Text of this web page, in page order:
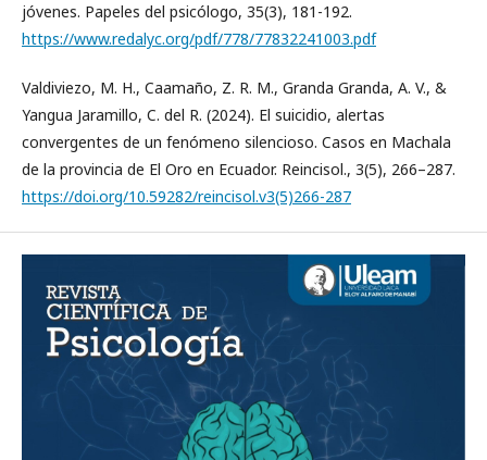
jóvenes. Papeles del psicólogo, 35(3), 181-192.
https://www.redalyc.org/pdf/778/77832241003.pdf
Valdiviezo, M. H., Caamaño, Z. R. M., Granda Granda, A. V., &
Yangua Jaramillo, C. del R. (2024). El suicidio, alertas
convergentes de un fenómeno silencioso. Casos en Machala
de la provincia de El Oro en Ecuador. Reincisol., 3(5), 266–287.
https://doi.org/10.59282/reincisol.v3(5)266-287